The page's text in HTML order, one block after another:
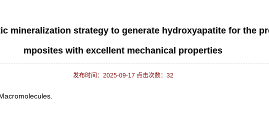
mineralization strategy to generate hydroxyapatite for the
mposites with excellent mechanical properties
发布时间：2025-09-17 点击次数： 32